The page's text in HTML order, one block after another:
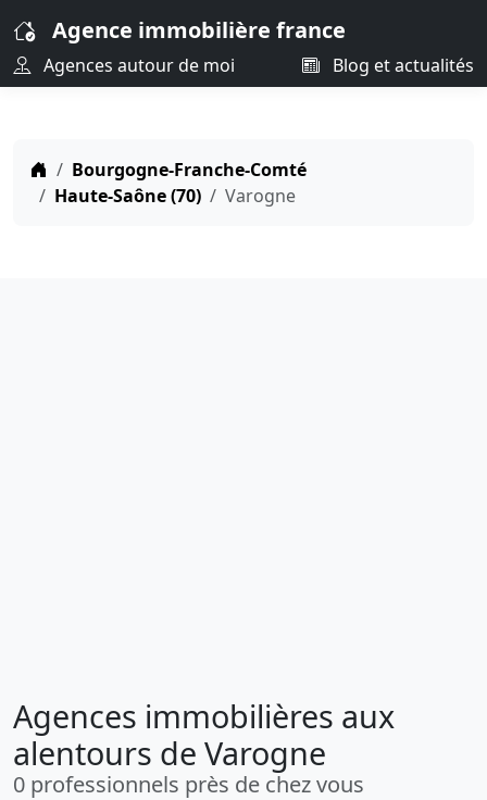
Agence immobilière france
Agences autour de moi Blog et actualités
Bourgogne-Franche-Comté
Haute-Saône (70)
Varogne
Agences immobilières aux
alentours de Varogne
0 professionnels près de chez vous